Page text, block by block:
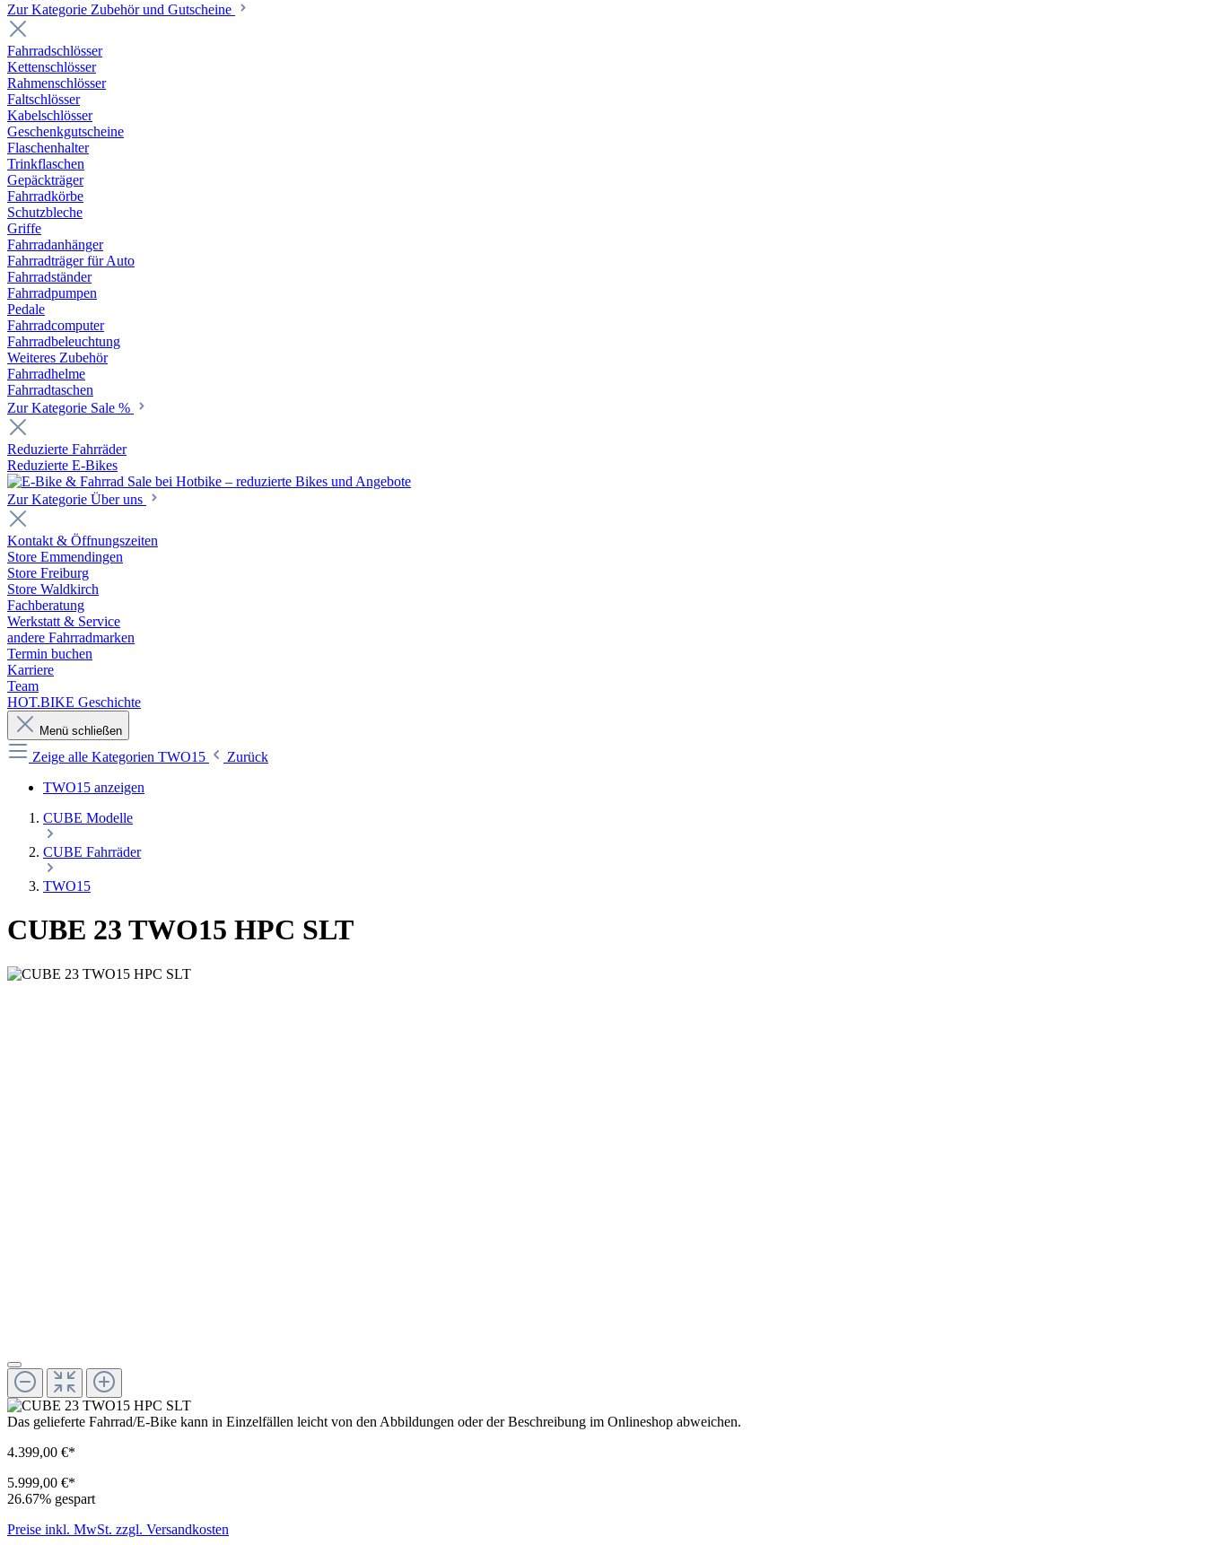
Zur Kategorie Zubehör und Gutscheine
Fahrradschlösser
Kettenschlösser
Rahmenschlösser
Faltschlösser
Kabelschlösser
Geschenkgutscheine
Flaschenhalter
Trinkflaschen
Gepäckträger
Fahrradkörbe
Schutzbleche
Griffe
Fahrradanhänger
Fahrradträger für Auto
Fahrradständer
Fahrradpumpen
Pedale
Fahrradcomputer
Fahrradbeleuchtung
Weiteres Zubehör
Fahrradhelme
Fahrradtaschen
Zur Kategorie Sale %
Reduzierte Fahrräder
Reduzierte E-Bikes
Zur Kategorie Über uns
Kontakt & Öffnungszeiten
Store Emmendingen
Store Freiburg
Store Waldkirch
Fachberatung
Werkstatt & Service
andere Fahrradmarken
Termin buchen
Karriere
Team
HOT.BIKE Geschichte
Menü schließen
Zeige alle Kategorien TWO15
Zurück
TWO15 anzeigen
CUBE Modelle
CUBE Fahrräder
TWO15
CUBE 23 TWO15 HPC SLT
Das gelieferte Fahrrad/E-Bike kann in Einzelfällen leicht von den Abbildungen oder der Beschreibung im Onlineshop abweichen.
4.399,00 €*
5.999,00 €*
26.67% gespart
Preise inkl. MwSt. zzgl. Versandkosten